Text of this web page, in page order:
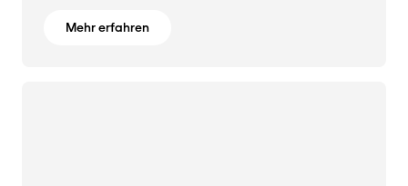
Mehr erfahren